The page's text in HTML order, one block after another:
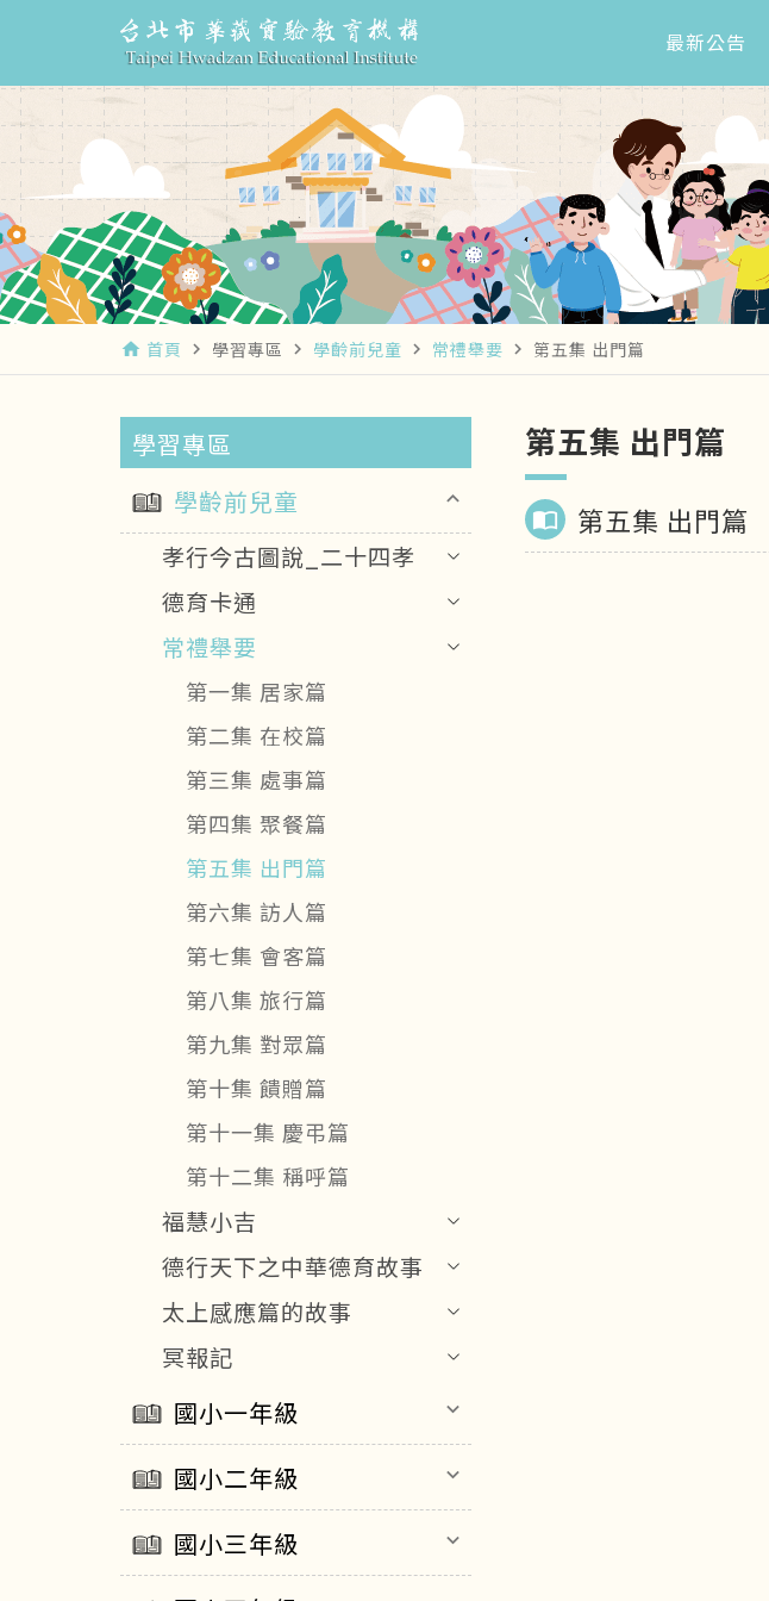
最新公告
home 首頁 navigate_next 學習專區 navigate_next 學齡前兒童 navigate_next 常禮舉要 navigate_next 第五集 出門篇
學習專區
學齡前兒童
keyboard_arrow_up
孝行今古圖說_二十四孝
德育卡通
常禮舉要
第一集 居家篇
第二集 在校篇
第三集 處事篇
第四集 聚餐篇
第五集 出門篇
第六集 訪人篇
第七集 會客篇
第八集 旅行篇
第九集 對眾篇
第十集 饋贈篇
第十一集 慶弔篇
第十二集 稱呼篇
福慧小吉
德行天下之中華德育故事
太上感應篇的故事
冥報記
國小一年級 keyboard_arrow_down
國小二年級 keyboard_arrow_down
國小三年級 keyboard_arrow_down
第五集 出門篇
import_contacts 第五集 出門篇